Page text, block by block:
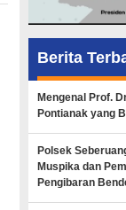
Berita
Mengenal Prof.
Pontianak yang
Polsek
Muspika dan
Pengibaran